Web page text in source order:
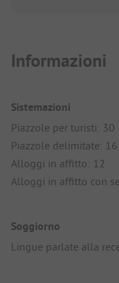
Informazioni
Sistemazioni
Piazzole per turisti: 30
Piazzole delimitate: 16
Alloggi in affitto: 12
Alloggi in affitto con
Soggiorno
Lingue parlate alla